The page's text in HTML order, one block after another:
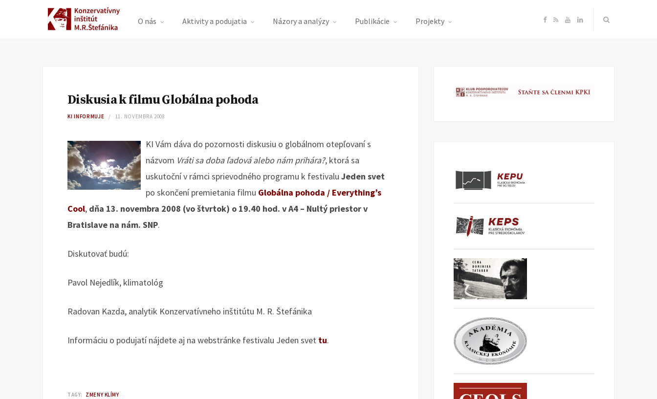
O nás Aktivity a podujatia Názory a analýzy Publikácie Projekty F
e
R Y
T
L
k
Diskusia k filmu Globálna pohoda
KI INFORMUJE 11. NOVEMBRA 2008
KI Vám dáva do pozornosti diskusiu o globálnom otepľovaní s
názvom Vráti sa doba ľadová alebo nám prihára?, ktorá sa
uskutoční v rámci sprievodného programu k festivalu Jeden svet
po skončení premietania filmu Globálna pohoda / Everything’s
Cool, dňa 13. novembra 2008 (vo štvrtok) o 19.40 hod. v A4 – Nultý priestor v
Bratislave na nám. SNP.
Diskutovať budú:
Pavol Nejedlík, klimatológ
Radovan Kazda, analytik Konzervatívneho inštitútu M. R. Štefánika
Informáciu o podujatí nájdete aj na webstránke festivalu Jeden svet tu.
TAGY: ZMENY KLÍMY